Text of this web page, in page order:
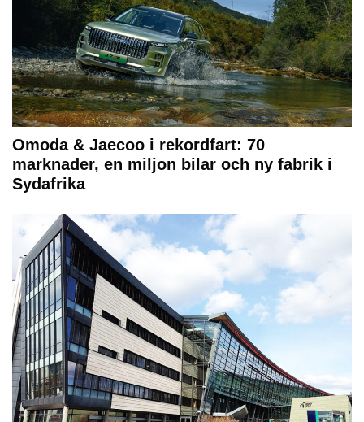
Omoda & Jaecoo i rekordfart: 70
marknader, en miljon bilar och ny fabrik i
Sydafrika